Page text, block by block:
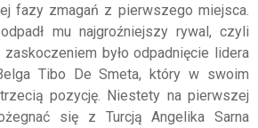
fazy zmagań z pierwszego miejsca.
mu najgroźniejszy rywal, czyli
zaskoczeniem było odpadnięcie lidera
Tibo De Smeta, który w swoim
pozycję. Niestety na pierwszej
się z Turcją Angelika Sarna